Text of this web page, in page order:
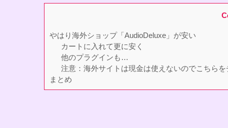
やはり海外ショップ「AudioDeluxe」が安い
カートに入れて更に安く
他のプラグインも…
注意：海外サイトは現金は使えないのでこちらを
まとめ